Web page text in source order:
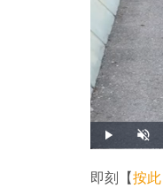
播
放
開
啟
即刻【按此